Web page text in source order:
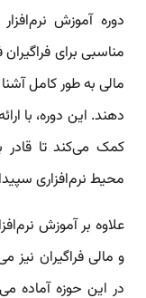
دوره آموزش
مناسبی برای
مالی به طور کامل
دهند. این دوره، با
کمک می‌کند تا قادر
محیط نرم‌افزاری
علاوه بر آموزش
و مالی فراگیران نیز
در این حوزه آماده